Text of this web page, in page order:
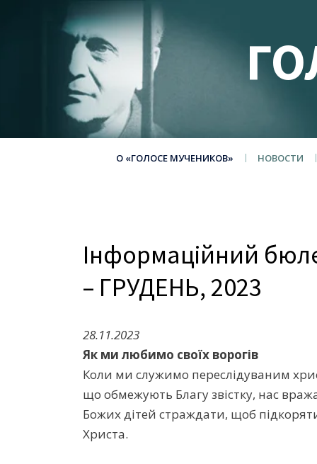
О «ГОЛОСЕ МУЧЕНИКОВ» НОВОСТИ
Інформаційний
– ГРУДЕНЬ, 2023
28.11.2023
Як ми любимо своїх ворогів
Коли ми служимо переслідуваним
що обмежують Благу звістку, нас
Божих дітей страждати, щоб
Христа.